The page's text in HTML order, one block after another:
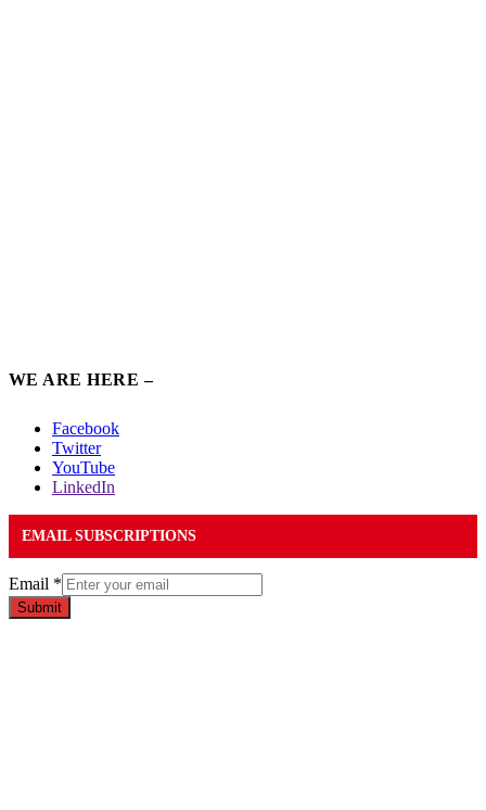
WE ARE HERE –
Facebook
Twitter
YouTube
LinkedIn
EMAIL SUBSCRIPTIONS
Email *
Submit